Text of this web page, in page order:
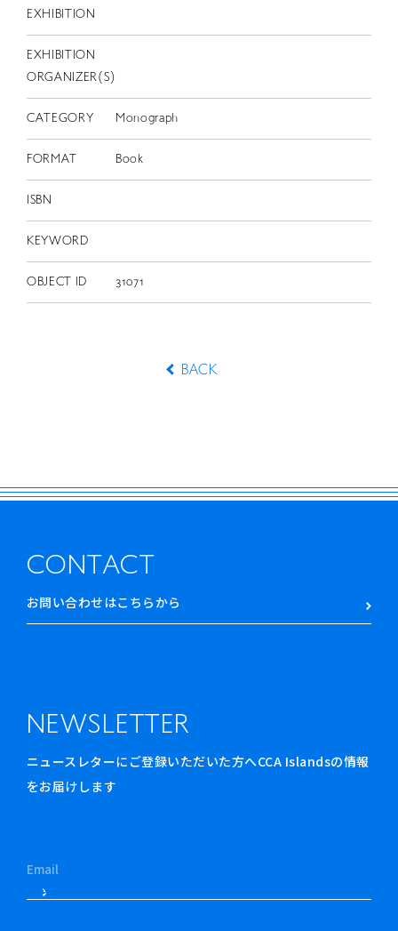
EXHIBITION
EXHIBITION
ORGANIZER(S)
CATEGORY Monograph
FORMAT Book
ISBN
KEYWORD
OBJECT ID 31071
BACK
CONTACT
お問い合わせはこちらから
NEWSLETTER
ニュースレターにご登録いただいた方へCCA Islandsの情報
をお届けします